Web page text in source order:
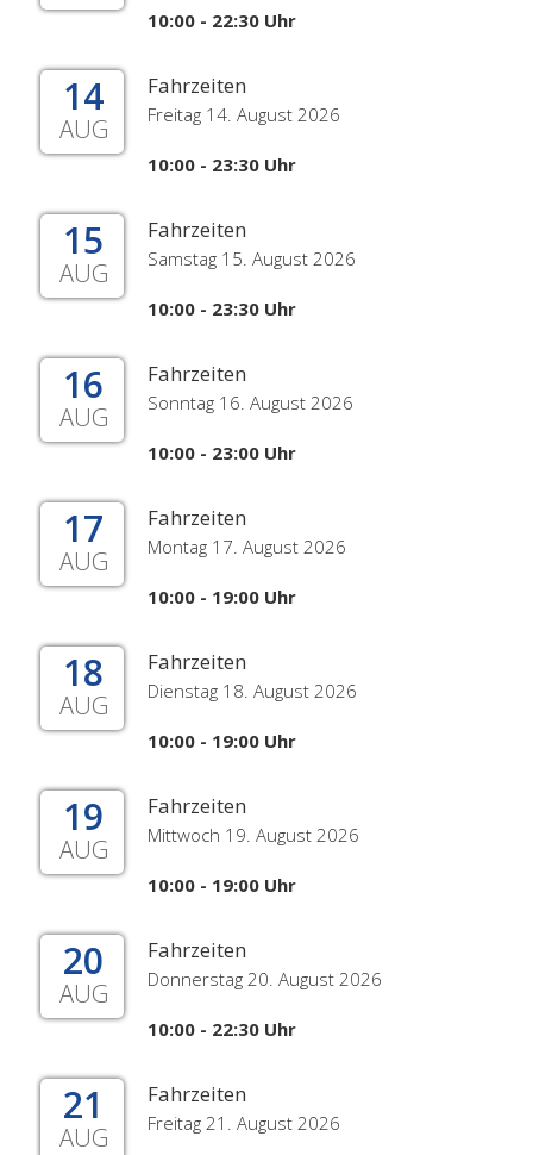
10:00 - 22:30 Uhr
14
AUG
Fahrzeiten
Freitag 14. August 2026
10:00 - 23:30 Uhr
15
AUG
Fahrzeiten
Samstag 15. August 2026
10:00 - 23:30 Uhr
16
AUG
Fahrzeiten
Sonntag 16. August 2026
10:00 - 23:00 Uhr
17
AUG
Fahrzeiten
Montag 17. August 2026
10:00 - 19:00 Uhr
18
AUG
Fahrzeiten
Dienstag 18. August 2026
10:00 - 19:00 Uhr
19
AUG
Fahrzeiten
Mittwoch 19. August 2026
10:00 - 19:00 Uhr
20
AUG
Fahrzeiten
Donnerstag 20. August 2026
10:00 - 22:30 Uhr
21
AUG
Fahrzeiten
Freitag 21. August 2026